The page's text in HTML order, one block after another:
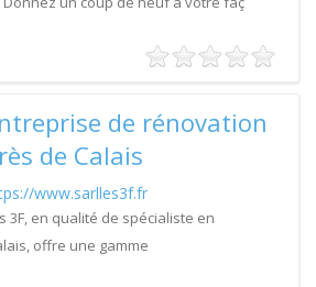
de rénovation
de Calais
www.sarlles3f.fr
3F, en qualité de spécialiste en
offre une gamme